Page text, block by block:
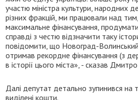
участю міністра культури, народних
різних фракцій, ми працювали над
максимальне фінансування,
справді з честю відзначити таку
повідомити, що Новоград-
отримав рекордне фінансування (з
в історії цього міста», - сказав
Далі депутат детально зупинився на
виділені кошти.